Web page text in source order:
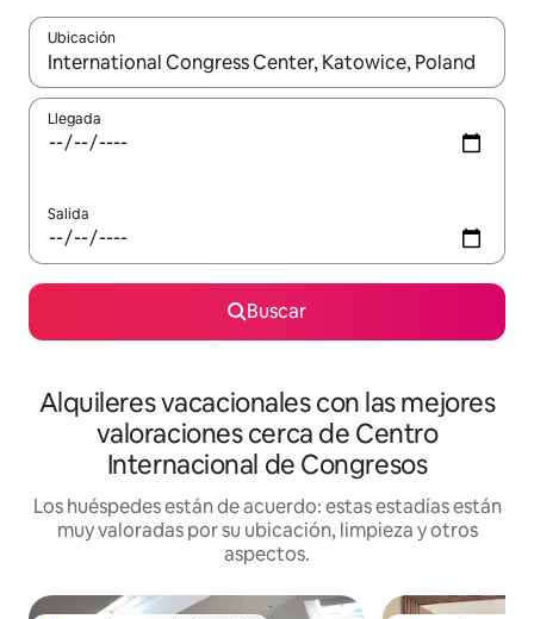
Ubicación
Cuando los resultados estén disponibles, navega con las
Llegada
Salida
Buscar
Alquileres vacacionales con las mejores
valoraciones cerca de Centro
Internacional de Congresos
Los huéspedes están de acuerdo: estas estadías están
muy valoradas por su ubicación, limpieza y otros
aspectos.